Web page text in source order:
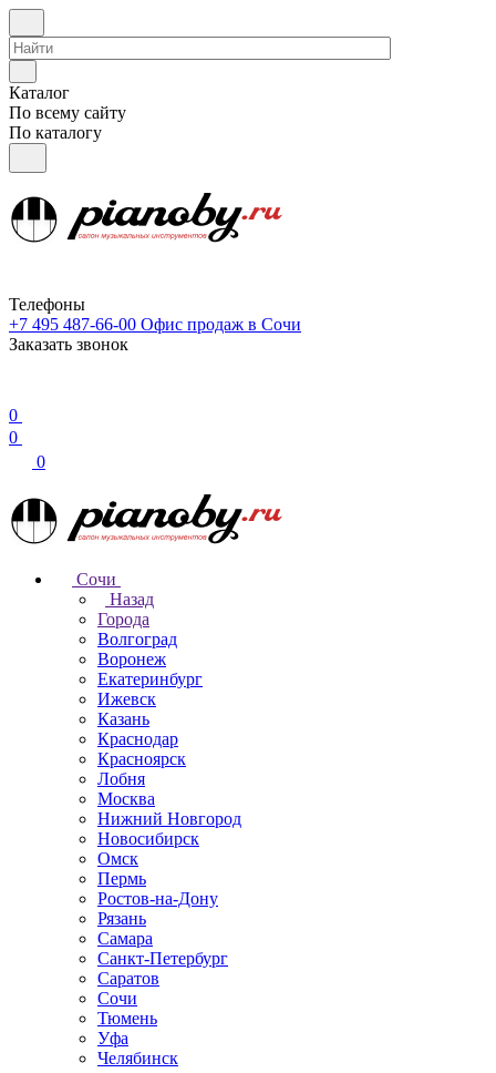
Каталог
По всему сайту
По каталогу
Телефоны
+7 495 487-66-00 Офис продаж в Сочи
Заказать звонок
0
0
0
Сочи
Назад
Города
Волгоград
Воронеж
Екатеринбург
Ижевск
Казань
Краснодар
Красноярск
Лобня
Москва
Нижний Новгород
Новосибирск
Омск
Пермь
Ростов-на-Дону
Рязань
Самара
Санкт-Петербург
Саратов
Сочи
Тюмень
Уфа
Челябинск